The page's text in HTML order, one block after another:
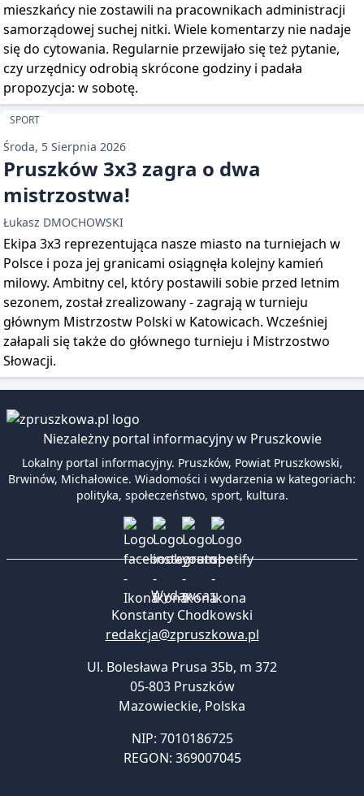
mieszkańcy nie zostawili na pracownikach administracji
samorządowej suchej nitki. Wiele komentarzy nie nadaje
się do cytowania. Regularnie przewijało się też pytanie,
czy urzędnicy odrobią skrócone godziny i padała
propozycja: w sobotę.
SPORT
Środa, 5 Sierpnia 2026
Pruszków 3x3 zagra o dwa
mistrzostwa!
Łukasz DMOCHOWSKI
Ekipa 3x3 reprezentująca nasze miasto na turniejach w
Polsce i poza jej granicami osiągnęła kolejny kamień
milowy. Ambitny cel, który postawili sobie przed letnim
sezonem, został zrealizowany - zagrają w turnieju
głównym Mistrzostw Polski w Katowicach. Wcześniej
załapali się także do głównego turnieju i Mistrzostwo
Słowacji.
Niezależny portal informacyjny w Pruszkowie
Lokalny portal informacyjny. Pruszków, Powiat Pruszkowski,
Brwinów, Michałowice. Wiadomości i wydarzenia w kategoriach:
polityka, społeczeństwo, sport, kultura.
Wydawca:
Konstanty Chodkowski
redakcja@zpruszkowa.pl
Ul. Bolesława Prusa 35b, m 372
05-803 Pruszków
Mazowieckie, Polska
NIP: 7010186725
REGON: 369007045